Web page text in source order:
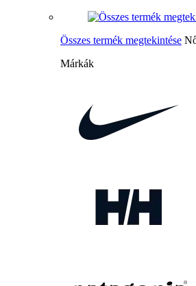
Összes termék megtekintése
Márkák